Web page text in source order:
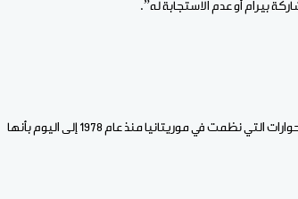
بيرام أو عدم الاستجابة له”.
ووصف النائب البرلماني والناشط الحقوقي بيرام الداه اعبيد، قبل أيام الحوارات التي نظمت في موريتانيا منذ عام 1978 إلى اليوم بأنها